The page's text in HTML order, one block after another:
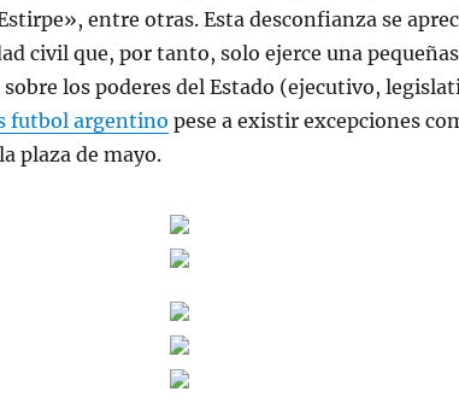
entre otras. Esta desconfianza se
civil que, por tanto, solo ejerce una
los poderes del Estado (ejecutivo,
futbol argentino pese a existir excepciones
plaza de mayo.